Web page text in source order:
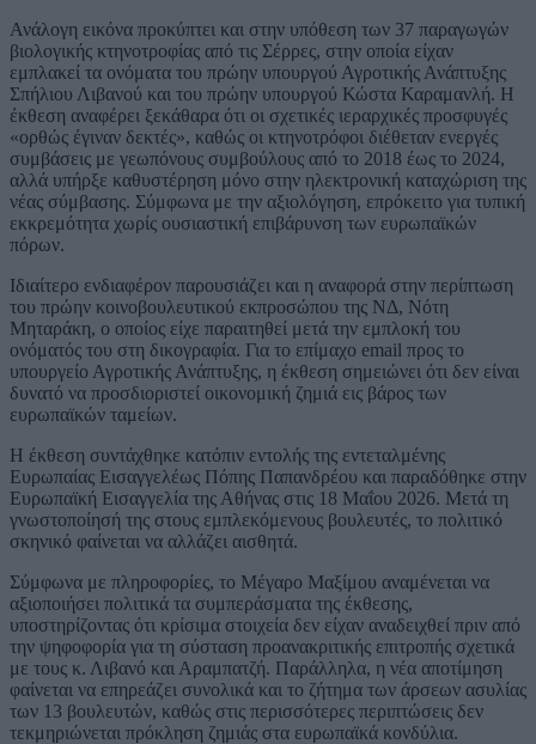
Ανάλογη εικόνα προκύπτει και στην υπόθεση των 37 παραγωγών
βιολογικής κτηνοτροφίας από τις Σέρρες, στην οποία είχαν
εμπλακεί τα ονόματα του πρώην υπουργού Αγροτικής Ανάπτυξης
Σπήλιου Λιβανού και του πρώην υπουργού Κώστα Καραμανλή. Η
έκθεση αναφέρει ξεκάθαρα ότι οι σχετικές ιεραρχικές προσφυγές
«ορθώς έγιναν δεκτές», καθώς οι κτηνοτρόφοι διέθεταν ενεργές
συμβάσεις με γεωπόνους συμβούλους από το 2018 έως το 2024,
αλλά υπήρξε καθυστέρηση μόνο στην ηλεκτρονική καταχώριση της
νέας σύμβασης. Σύμφωνα με την αξιολόγηση, επρόκειτο για τυπική
εκκρεμότητα χωρίς ουσιαστική επιβάρυνση των ευρωπαϊκών
πόρων.
Ιδιαίτερο ενδιαφέρον παρουσιάζει και η αναφορά στην περίπτωση
του πρώην κοινοβουλευτικού εκπροσώπου της ΝΔ, Νότη
Μηταράκη, ο οποίος είχε παραιτηθεί μετά την εμπλοκή του
ονόματός του στη δικογραφία. Για το επίμαχο email προς το
υπουργείο Αγροτικής Ανάπτυξης, η έκθεση σημειώνει ότι δεν είναι
δυνατό να προσδιοριστεί οικονομική ζημιά εις βάρος των
ευρωπαϊκών ταμείων.
Η έκθεση συντάχθηκε κατόπιν εντολής της εντεταλμένης
Ευρωπαίας Εισαγγελέως Πόπης Παπανδρέου και παραδόθηκε στην
Ευρωπαϊκή Εισαγγελία της Αθήνας στις 18 Μαΐου 2026. Μετά τη
γνωστοποίησή της στους εμπλεκόμενους βουλευτές, το πολιτικό
σκηνικό φαίνεται να αλλάζει αισθητά.
Σύμφωνα με πληροφορίες, το Μέγαρο Μαξίμου αναμένεται να
αξιοποιήσει πολιτικά τα συμπεράσματα της έκθεσης,
υποστηρίζοντας ότι κρίσιμα στοιχεία δεν είχαν αναδειχθεί πριν από
την ψηφοφορία για τη σύσταση προανακριτικής επιτροπής σχετικά
με τους κ. Λιβανό και Αραμπατζή. Παράλληλα, η νέα αποτίμηση
φαίνεται να επηρεάζει συνολικά και το ζήτημα των άρσεων ασυλίας
των 13 βουλευτών, καθώς στις περισσότερες περιπτώσεις δεν
τεκμηριώνεται πρόκληση ζημιάς στα ευρωπαϊκά κονδύλια.